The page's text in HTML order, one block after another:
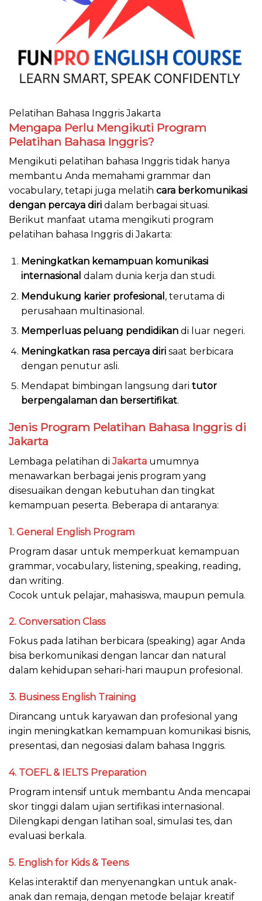
Pelatihan Bahasa Inggris Jakarta
Mengapa Perlu Mengikuti Program
Pelatihan Bahasa Inggris?
Mengikuti pelatihan bahasa Inggris tidak hanya
membantu Anda memahami grammar dan
vocabulary, tetapi juga melatih cara berkomunikasi
dengan percaya diri dalam berbagai situasi.
Berikut manfaat utama mengikuti program
pelatihan bahasa Inggris di Jakarta:
Meningkatkan kemampuan komunikasi
internasional dalam dunia kerja dan studi.
Mendukung karier profesional , terutama di
perusahaan multinasional.
Memperluas peluang pendidikandi luar negeri.
Meningkatkan rasa percaya dirisaat berbicara
dengan penutur asli.
Mendapat bimbingan langsung dari tutor
berpengalaman dan bersertifikat.
Jenis Program Pelatihan Bahasa Inggris di
Jakarta
Lembaga pelatihan diJakarta umumnya
menawarkan berbagai jenis program yang
disesuaikan dengan kebutuhan dan tingkat
kemampuan peserta. Beberapa di antaranya:
1. General English Program
Program dasar untuk memperkuat kemampuan
grammar, vocabulary, listening, speaking, reading,
dan writing.
Cocok untuk pelajar, mahasiswa, maupun pemula.
2. Conversation Class
Fokus pada latihan berbicara (speaking) agar Anda
bisa berkomunikasi dengan lancar dan natural
dalam kehidupan sehari-hari maupun profesional.
3. Business English Training
Dirancang untuk karyawan dan profesional yang
ingin meningkatkan kemampuan komunikasi bisnis,
presentasi, dan negosiasi dalam bahasa Inggris.
4. TOEFL & IELTS Preparation
Program intensif untuk membantu Anda mencapai
skor tinggi dalam ujian sertifikasi internasional.
Dilengkapi dengan latihan soal, simulasi tes, dan
evaluasi berkala.
5. English for Kids & Teens
Kelas interaktif dan menyenangkan untuk anak-
anak dan remaja, dengan metode belajar kreatif